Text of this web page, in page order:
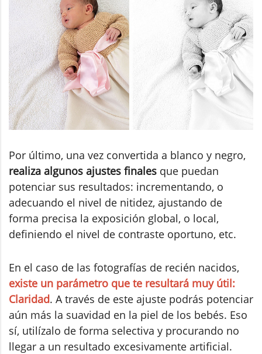
Por último, una vez convertida a blanco y negro,
realiza algunos ajustes finales que puedan
potenciar sus resultados: incrementando, o
adecuando el nivel de nitidez, ajustando de
forma precisa la exposición global, o local,
definiendo el nivel de contraste oportuno, etc.
En el caso de las fotografías de recién nacidos,
existe un parámetro que te resultará muy útil:
Claridad. A través de este ajuste podrás potenciar
aún más la suavidad en la piel de los bebés. Eso
sí, utilízalo de forma selectiva y procurando no
llegar a un resultado excesivamente artificial.